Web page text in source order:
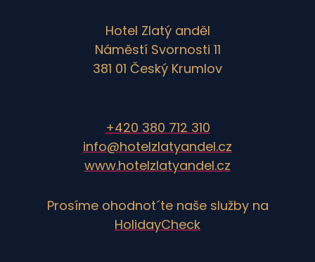
Hotel Zlatý anděl
Náměstí Svornosti 11
381 01 Český Krumlov
+420 380 712 310
info@hotelzlatyandel.cz
www.hotelzlatyandel.cz
Prosíme ohodnot´te naše služby na
HolidayCheck